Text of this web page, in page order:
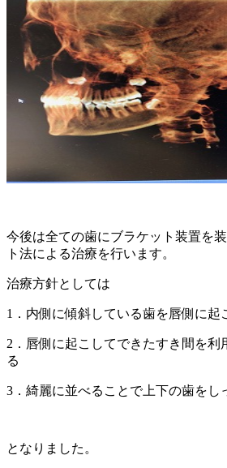
今後は全ての歯にブラケット装置を
ト法による治療を行います。
治療方針としては
1 ．内側に傾斜している歯を唇側に起
2 ．唇側に起こしてできたすき間を
る
3 ．綺麗に並べることで上下の歯をし
となりました。